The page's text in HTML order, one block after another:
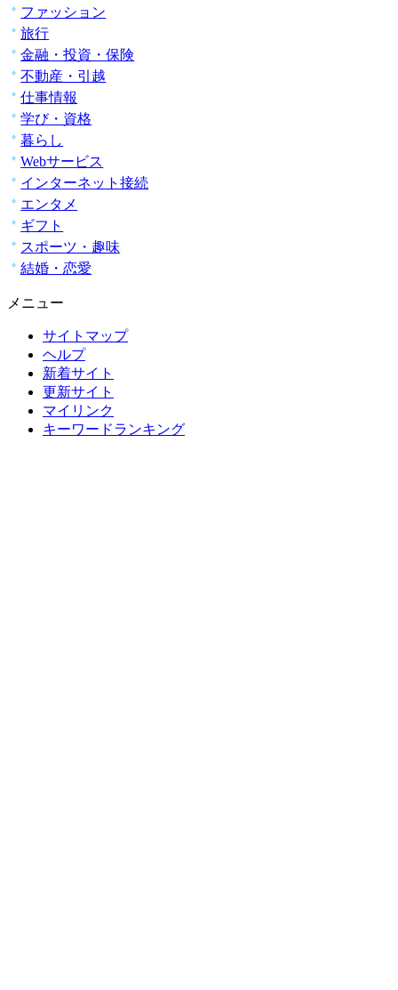
ファッション
旅行
金融・投資・保険
不動産・引越
仕事情報
学び・資格
暮らし
Webサービス
インターネット接続
エンタメ
ギフト
スポーツ・趣味
結婚・恋愛
メニュー
サイトマップ
ヘルプ
新着サイト
更新サイト
マイリンク
キーワードランキング